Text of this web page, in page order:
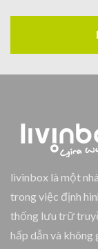
livinbox là một
trong việc định
thống lưu trữ
hấp dẫn và